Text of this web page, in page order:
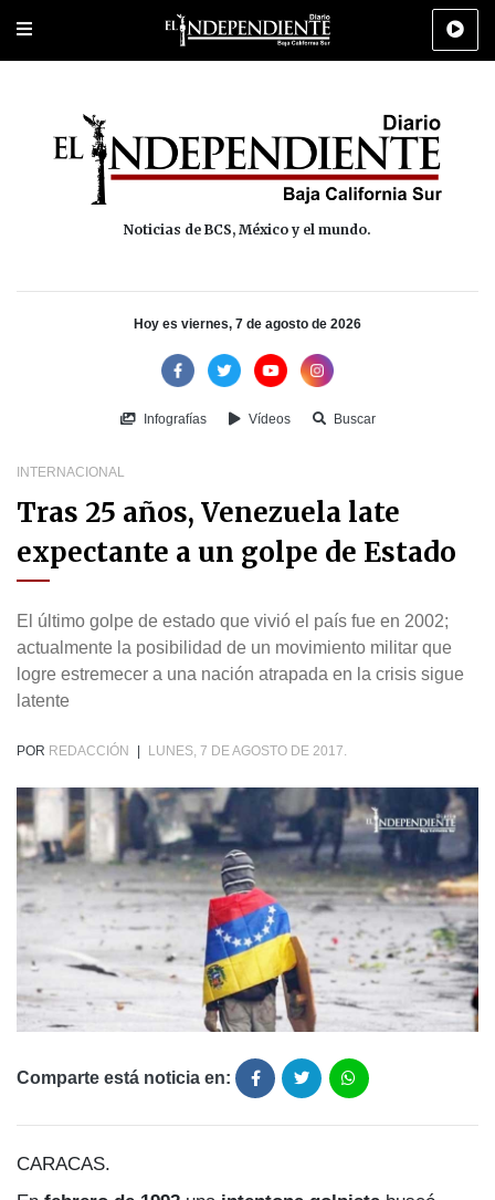
Portada Los Cabos Policiaca Deportes Cultura
Noticias de BCS, México y el mundo.
Hoy es viernes, 7 de agosto de 2026
Infografías Vídeos Buscar
INTERNACIONAL
Tras 25 años, Venezuela late
expectante a un golpe de Estado
El último golpe de estado que vivió el país fue en 2002;
actualmente la posibilidad de un movimiento militar que
logre estremecer a una nación atrapada en la crisis sigue
latente
POR REDACCIÓN LUNES, 7 DE AGOSTO DE 2017.
Comparte está noticia en:
CARACAS.